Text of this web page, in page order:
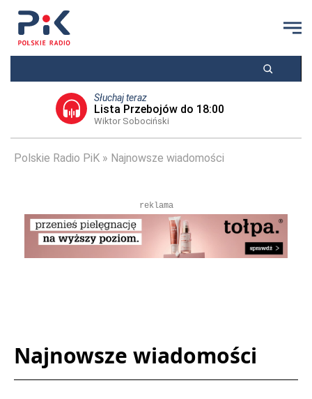
Słuchaj teraz
Lista Przebojów do 18:00
Wiktor Sobociński
Polskie Radio PiK Najnowsze wiadomości
reklama
Najnowsze wiadomości